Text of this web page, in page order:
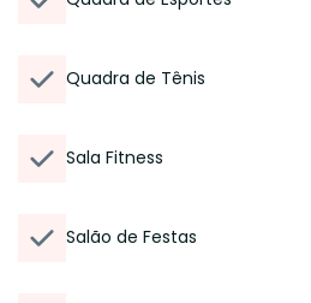
Quadra de Tênis
Sala Fitness
Salão de Festas